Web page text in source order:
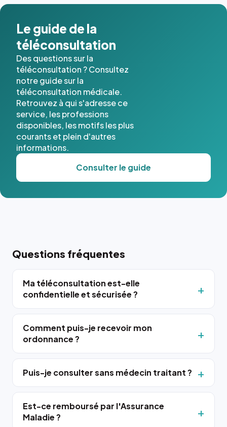
cas. #}
Le guide de la
téléconsultation
Des questions sur la
téléconsultation ? Consultez
notre guide sur la
téléconsultation médicale.
Retrouvez à qui s'adresse ce
service, les professions
disponibles, les motifs les plus
courants et plein d'autres
informations.
Consulter le guide
Questions fréquentes
Ma téléconsultation est-elle
confidentielle et sécurisée ?
Comment puis-je recevoir mon
ordonnance ?
Puis-je consulter sans médecin traitant ?
Est-ce remboursé par l'Assurance
Maladie ?